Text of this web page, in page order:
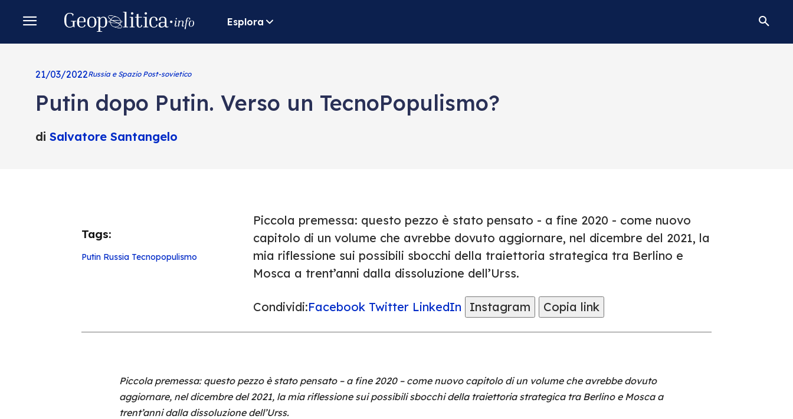
Esplora
21/03/2022Russia e Spazio Post-sovietico
Putin dopo Putin. Verso un TecnoPopulismo?
di Salvatore Santangelo
Tags:
Putin Russia Tecnopopulismo
Piccola premessa: questo pezzo è stato pensato - a fine 2020 - come nuovo
capitolo di un volume che avrebbe dovuto aggiornare, nel dicembre del 2021, la
mia riflessione sui possibili sbocchi della traiettoria strategica tra Berlino e
Mosca a trent’anni dalla dissoluzione dell’Urss.
Condividi:Facebook Twitter LinkedIn Instagram Copia link
Piccola premessa: questo pezzo è stato pensato – a fine 2020 – come nuovo capitolo di un volume che avrebbe dovuto
aggiornare, nel dicembre del 2021, la mia riflessione sui possibili sbocchi della traiettoria strategica tra Berlino e Mosca a
trent’anni dalla dissoluzione dell’Urss.